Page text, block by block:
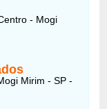
- Mogi
Mirim - SP -